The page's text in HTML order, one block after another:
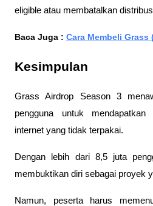
eligible atau membatalkan
Baca Juga : Cara Membeli Grass
Kesimpulan
Grass Airdrop Season 3
pengguna untuk
internet yang tidak terpakai.
Dengan lebih dari 8,5 juta
membuktikan diri sebagai proyek
Namun, peserta harus